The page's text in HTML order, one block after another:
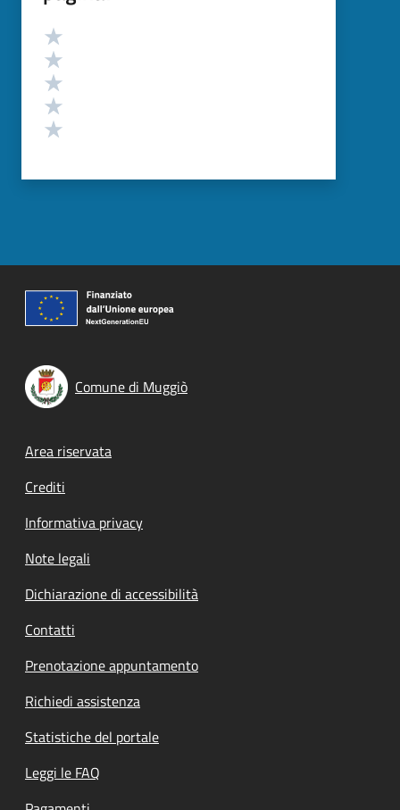
Valutazione
Comune di Muggiò
Footer menu
Area riservata
Crediti
Informativa privacy
Note legali
Dichiarazione di accessibilità
Contatti
Prenotazione appuntamento
Richiedi assistenza
Statistiche del portale
Leggi le FAQ